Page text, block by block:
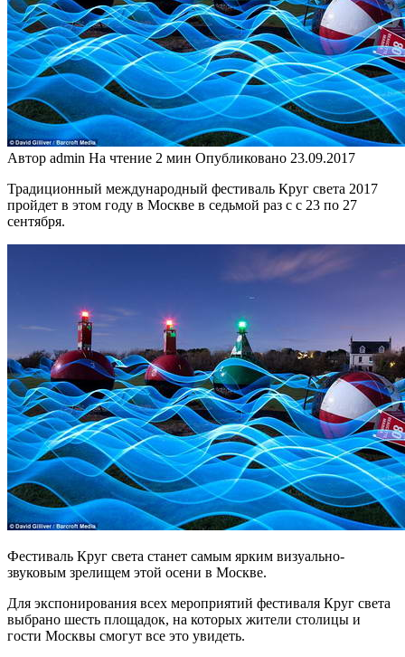
Автор admin На чтение 2 мин Опубликовано 23.09.2017
Традиционный международный фестиваль Круг света 2017
пройдет в этом году в Москве в седьмой раз с с 23 по 27
сентября.
Фестиваль Круг света станет самым ярким визуально-
звуковым зрелищем этой осени в Москве.
Для экспонирования всех мероприятий фестиваля Круг света
выбрано шесть площадок, на которых жители столицы и
гости Москвы смогут все это увидеть.